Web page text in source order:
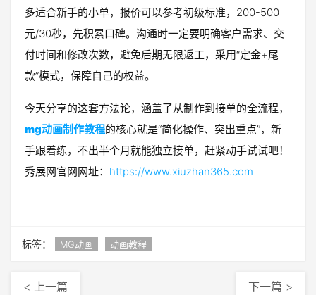
多适合新手的小单，报价可以参考初级标准，200-500
元/30秒，先积累口碑。沟通时一定要明确客户需求、交
付时间和修改次数，避免后期无限返工，采用“定金+尾
款”模式，保障自己的权益。
今天分享的这套方法论，涵盖了从制作到接单的全流程，
mg动画制作教程的核心就是“简化操作、突出重点”，新
手跟着练，不出半个月就能独立接单，赶紧动手试试吧！
秀展网官网网址： https://www.xiuzhan365.com
标签： MG动画 动画教程
< 上一篇 下一篇 >